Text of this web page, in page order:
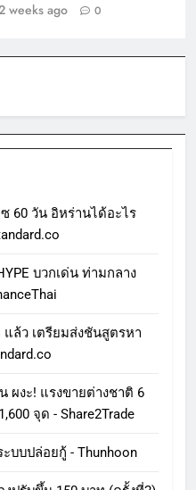
weeks ago 0
60 วัน อิหร่านได้อะไร
บวกเด่น ท่ามกลาง
แล้ว เตรียมส่งชันสูตรหา
ผงะ! แรงขายต่างชาติ 6
จุด - Share2Trade
ะบบปล่อยกู้ - Thunhoon